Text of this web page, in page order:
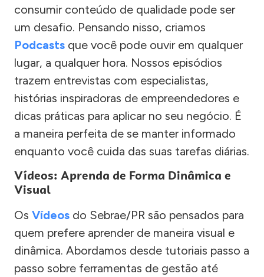
consumir conteúdo de qualidade pode ser
um desafio. Pensando nisso, criamos
Podcasts que você pode ouvir em qualquer
lugar, a qualquer hora. Nossos episódios
trazem entrevistas com especialistas,
histórias inspiradoras de empreendedores e
dicas práticas para aplicar no seu negócio. É
a maneira perfeita de se manter informado
enquanto você cuida das suas tarefas diárias.
Vídeos: Aprenda de Forma Dinâmica e
Visual
Os Vídeos do Sebrae/PR são pensados para
quem prefere aprender de maneira visual e
dinâmica. Abordamos desde tutoriais passo a
passo sobre ferramentas de gestão até